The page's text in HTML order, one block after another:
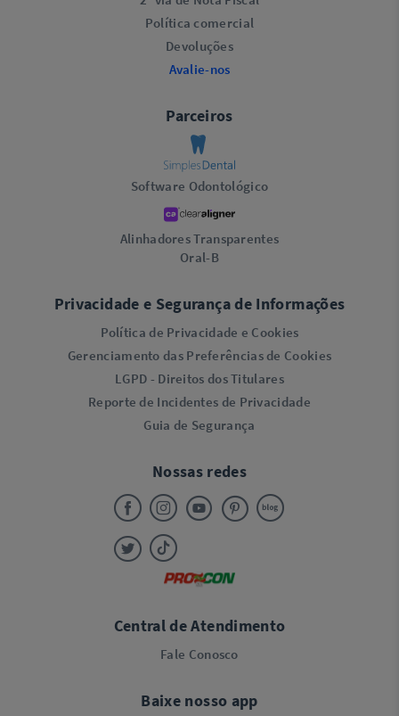
Política comercial
Devoluções
Avalie-nos
Parceiros
Software Odontológico
Alinhadores Transparentes
Oral-B
Privacidade e Segurança de Informações
Política de Privacidade e Cookies
Gerenciamento das Preferências de Cookies
LGPD - Direitos dos Titulares
Reporte de Incidentes de Privacidade
Guia de Segurança
Nossas redes
Central de Atendimento
Fale Conosco
Baixe nosso app